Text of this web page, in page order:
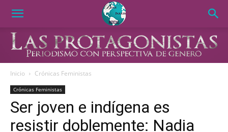
Inicio Crónicas Feministas
Crónicas Feministas
Ser joven e indígena es
resistir doblemente: Nadia